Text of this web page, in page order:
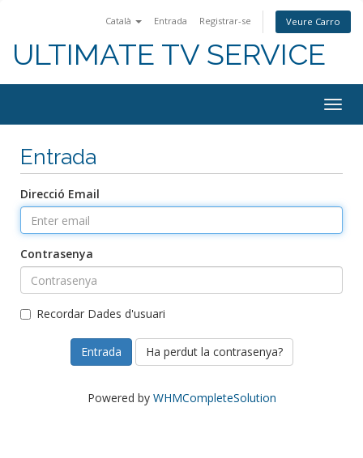
Català Entrada Registrar-se Veure Carro
ULTIMATE TV SERVICE
Entrada
Direcció Email
Contrasenya
Recordar Dades d'usuari
Ha perdut la contrasenya?
Powered by WHMCompleteSolution